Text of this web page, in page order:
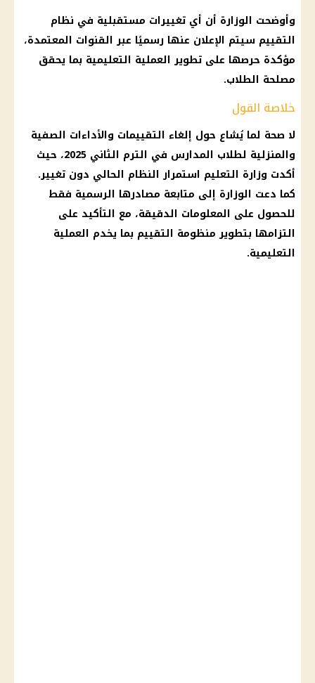
وأوضحت الوزارة أن أي تغييرات مستقبلية في نظام
التقييم سيتم الإعلان عنها رسميًا عبر القنوات المعتمدة،
مؤكدة حرصها على تطويرالعملية التعليمية بما يحقق
مصلحة الطلاب.
خلاصة القول
لا صحة لما يُشاع حول إلغاء التقييمات والأداءات الصفية
والمنزلية لطلاب المدارس في الترم الثاني 2025
، حيث
أكدت وزارة التعليم استمرار النظام الحالي دون تغيير.
كما دعت الوزارة إلى متابعة مصادرها الرسمية فقط
للحصول على المعلومات الدقيقة، مع التأكيد على
التزامها بتطوير منظومة التقييم بما يخدم العملية
التعليمية.